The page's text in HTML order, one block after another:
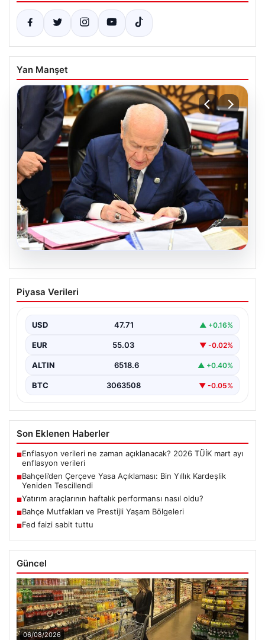
Yan Manşet
05.08.2026
Bahçeli’den Çerçeve Yasa Açıklaması:
Bin Yıllık Kardeşlik Yeniden Tescillendi
Bahçeli, son dönemde üzerinde çalışılan ve imzalanan…
Piyasa Verileri
USD 47.71 ▲ +0.16%
EUR 55.03 ▼ -0.02%
ALTIN 6518.6 ▲ +0.40%
BTC 3063508 ▼ -0.05%
Son Eklenen Haberler
■Enflasyon verileri ne zaman açıklanacak? 2026 TÜİK mart ayı
enflasyon verileri
■Bahçeli’den Çerçeve Yasa Açıklaması: Bin Yıllık Kardeşlik
Yeniden Tescillendi
■Yatırım araçlarının haftalık performansı nasıl oldu?
■Bahçe Mutfakları ve Prestijli Yaşam Bölgeleri
■Fed faizi sabit tuttu
Güncel
06/08/2026